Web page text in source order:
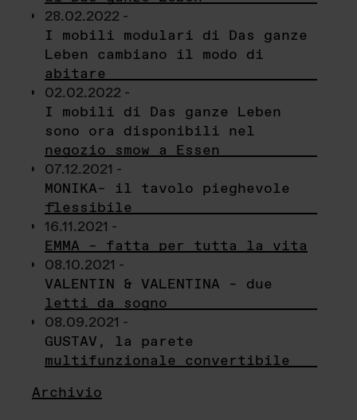
28.02.2022 -
I mobili modulari di Das ganze
Leben cambiano il modo di
abitare
02.02.2022 -
I mobili di Das ganze Leben
sono ora disponibili nel
negozio smow a Essen
07.12.2021 -
MONIKA– il tavolo pieghevole
flessibile
16.11.2021 -
EMMA – fatta per tutta la vita
08.10.2021 -
VALENTIN & VALENTINA – due
letti da sogno
08.09.2021 -
GUSTAV, la parete
multifunzionale convertibile
Archivio